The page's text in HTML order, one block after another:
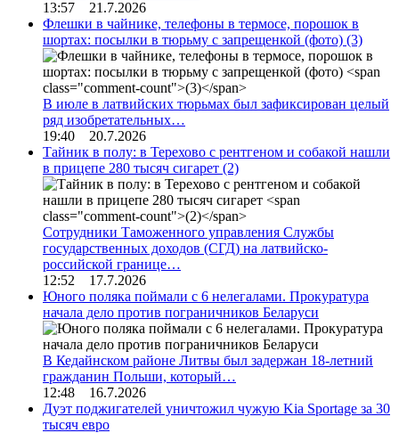
13:57 21.7.2026
Флешки в чайнике, телефоны в термосе, порошок в
шортах: посылки в тюрьму с запрещенкой (фото) (3)
В июле в латвийских тюрьмах был зафиксирован целый
ряд изобретательных…
19:40 20.7.2026
Тайник в полу: в Терехово с рентгеном и собакой нашли
в прицепе 280 тысяч сигарет (2)
Сотрудники Таможенного управления Службы
государственных доходов (СГД) на латвийско-
российской границе…
12:52 17.7.2026
Юного поляка поймали с 6 нелегалами. Прокуратура
начала дело против пограничников Беларуси
В Кедайнском районе Литвы был задержан 18-летний
гражданин Польши, который…
12:48 16.7.2026
Дуэт поджигателей уничтожил чужую Kia Sportage за 30
тысяч евро